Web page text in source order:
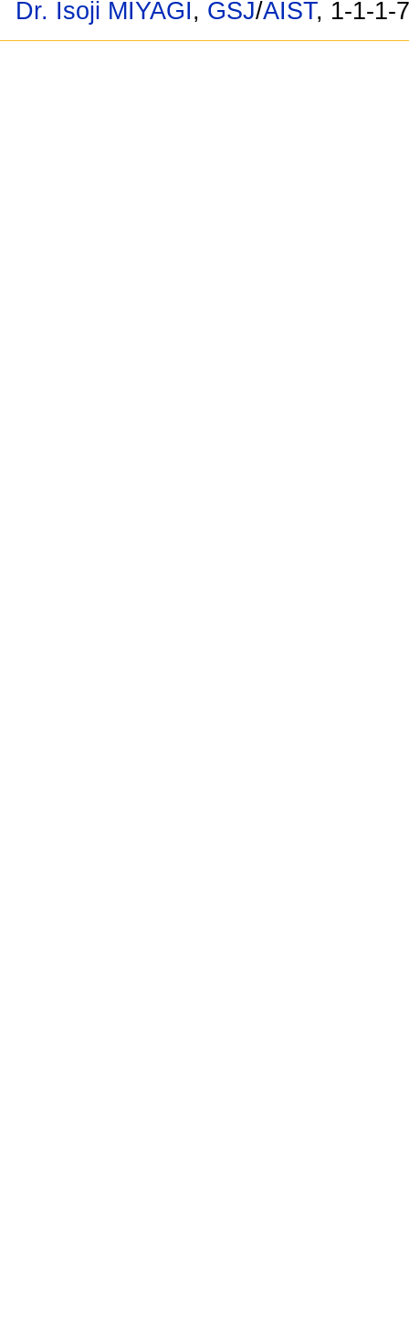
Dr. Isoji MIYAGI, GSJ/AIST, 1-1-1-